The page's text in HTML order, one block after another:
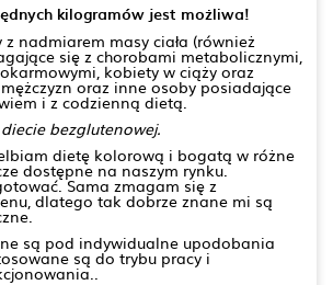
kilogramów jest możliwa!
nadmiarem masy ciała (również
się z chorobami metabolicznymi,
kobiety w ciąży oraz
oraz inne osoby posiadające
i z codzienną dietą.
bezglutenowej.
dietę kolorową i bogatą w różne
dostępne na naszym rynku.
Sama zmagam się z
dlatego tak dobrze znane mi są
są pod indywidualne upodobania
są do trybu pracy i